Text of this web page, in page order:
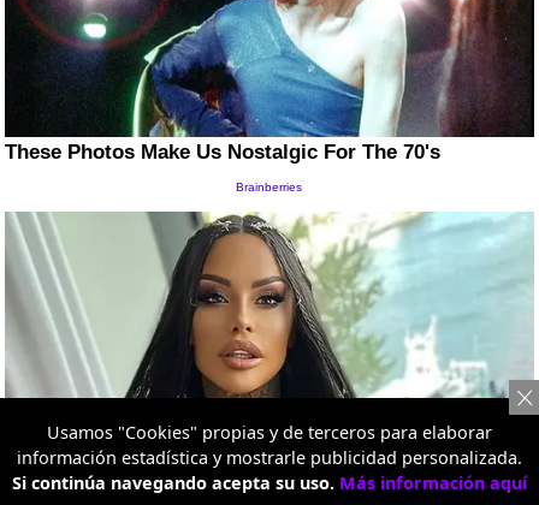
Usamos "Cookies" propias y de terceros para elaborar
información estadística y mostrarle publicidad personalizada.
Si continúa navegando acepta su uso. Más información aquí